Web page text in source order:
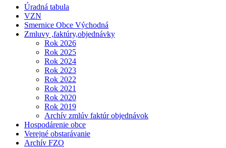
Úradná tabula
VZN
Smernice Obce Východná
Zmluvy ,faktúry,objednávky
Rok 2026
Rok 2025
Rok 2024
Rok 2023
Rok 2022
Rok 2021
Rok 2020
Rok 2019
Archív zmlúv faktúr objednávok
Hospodárenie obce
Verejné obstarávanie
Archív FZO